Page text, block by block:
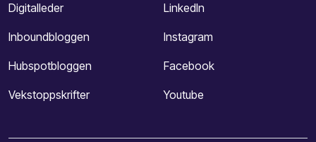
Digitalleder
Inboundbloggen
Hubspotbloggen
Vekstoppskrifter
LinkedIn
Instagram
Facebook
Youtube